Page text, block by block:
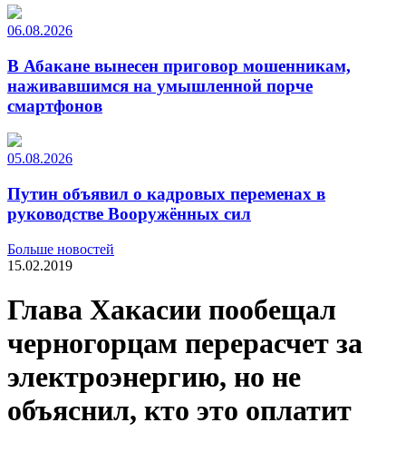
06.08.2026
В Абакане вынесен приговор мошенникам,
наживавшимся на умышленной порче
смартфонов
05.08.2026
Путин объявил о кадровых переменах в
руководстве Вооружённых сил
Больше новостей
15.02.2019
Глава Хакасии пообещал
черногорцам перерасчет за
электроэнергию, но не
объяснил, кто это оплатит